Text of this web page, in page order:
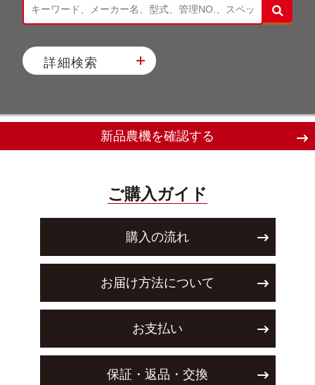
詳細検索
新品農機を確認する
ご購入ガイド
購入の流れ
お届け方法について
お支払い
保証・返品・交換